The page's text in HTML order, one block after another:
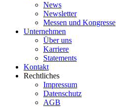
News
Newsletter
Messen und Kongresse
Unternehmen
Über uns
Karriere
Statements
Kontakt
Rechtliches
Impressum
Datenschutz
AGB